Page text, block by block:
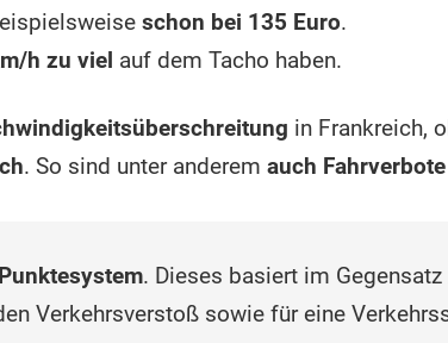
schon bei 135 Euro.
h zu viel auf dem Tacho haben.
in Frankreich,
. So sind unter anderem auch
. Dieses basiert im
Verkehrsverstoß sowie für eine